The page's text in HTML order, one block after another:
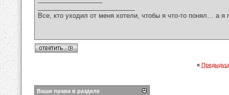
Все, кто уходил от меня хотели, чтобы я что-то понял… а
«
Ваши права в разделе